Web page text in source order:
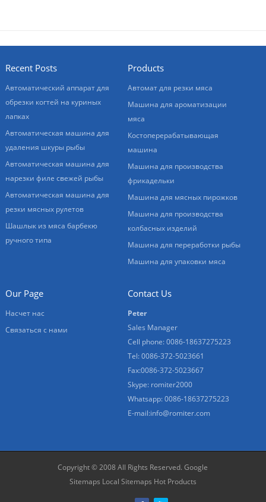
Recent Posts
Автоматический аппарат для
обрезки когтей на куриных
лапках
Автоматическая машина для
удаления шкуры рыбы
Автоматическая машина для
нарезки филе свежей рыбы
Автоматическая машина для
резки мясных рулетов
Шашлык из мяса барбекю
ручного типа
Products
Автомат для резки мяса
Машина для ароматизации
мяса
Костоперерабатывающая
машина
Машина для производства
фрикадельки
Машина для мясных пирожков
Машина для производства
колбасных изделий
Машина для переработки рыбы
Машина для упаковки мяса
Our Page
Насчет нас
Связаться с нами
Contact Us
Peter
Sales Manager
Cell phone: 0086-18637275223
Tel: 0086-372-5023661
Fax:0086-372-5023667
Skype: romiter2000
Whatsapp: 0086-18637275223
E-mail:info@romiter.com
Copyright © 2008 All Rights Reserved.Google
Sitemaps Local Sitemaps Hot Products